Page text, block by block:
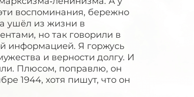
воспоминания, бережно
ушёл из жизни в
но так говорили в
информацией. Я горжусь
и верности долгу. И
Плюсом, поправлю, он
1944, хотя пишут, что он